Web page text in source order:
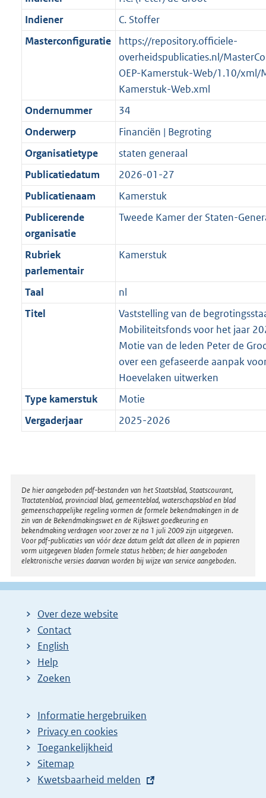
Indiener
C. Stoffer
Masterconfiguratie
https://repository.officiele-
overheidspublicaties.nl/
OEP-Kamerstuk-Web/1.10/xml/
Kamerstuk-Web.xml
Ondernummer
34
Onderwerp
Financiën | Begroting
Organisatietype
staten generaal
Publicatiedatum
2026-01-27
Publicatienaam
Kamerstuk
Publicerende
organisatie
Tweede Kamer der Staten-
Rubriek
parlementair
Kamerstuk
Taal
nl
Titel
Vaststelling van de
Mobiliteitsfonds voor het jaar
Motie van de leden Peter de
over een gefaseerde aanpak
Hoevelaken uitwerken
Type kamerstuk
Motie
Vergaderjaar
2025-2026
Disclaimer
De hier aangeboden pdf-bestanden van het Staatsblad, Staatscourant,
Tractatenblad, provinciaal blad, gemeenteblad, waterschapsblad en blad
gemeenschappelijke regeling vormen de formele bekendmakingen in de
zin van de Bekendmakingswet en de Rijkswet goedkeuring en
bekendmaking verdragen voor zover ze na 1 juli 2009 zijn uitgegeven.
Voor pdf-publicaties van vóór deze datum geldt dat alleen de in papieren
vorm uitgegeven bladen formele status hebben; de hier aangeboden
elektronische versies daarvan worden bij wijze van service aangeboden.
Over deze website
Contact
English
Help
Zoeken
Informatie hergebruiken
Privacy en cookies
Toegankelijkheid
Sitemap
E
Kwetsbaarheid melden